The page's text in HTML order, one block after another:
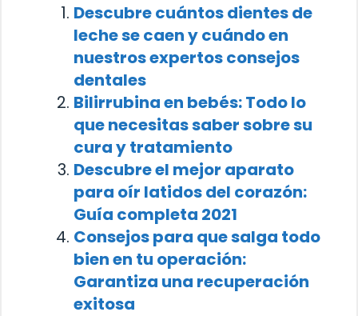
Descubre cuántos dientes de
leche se caen y cuándo en
nuestros expertos consejos
dentales
Bilirrubina en bebés: Todo lo
que necesitas saber sobre su
cura y tratamiento
Descubre el mejor aparato
para oír latidos del corazón:
Guía completa 2021
Consejos para que salga todo
bien en tu operación:
Garantiza una recuperación
exitosa